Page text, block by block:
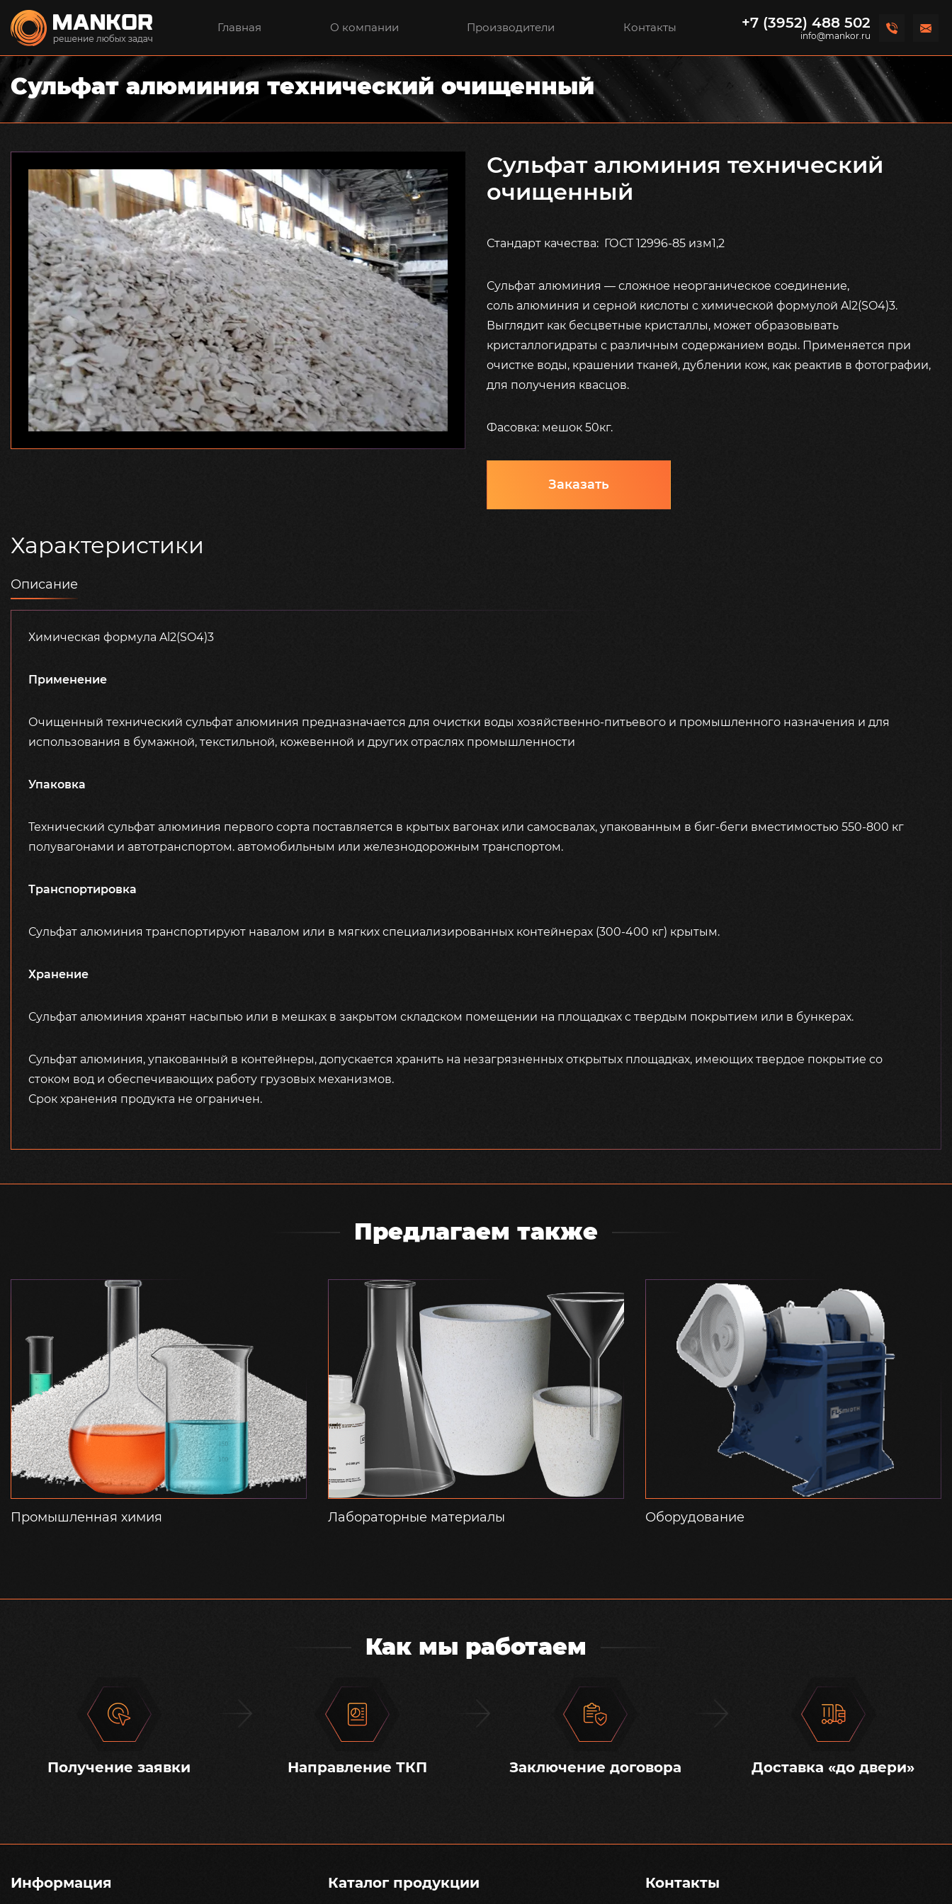
Главная О компании Производители Контакты +7 (3952) 488 502
info@mankor.ru
Сульфат алюминия технический очищенный
Сульфат алюминия технический
очищенный
Стандарт качества: ГОСТ 12996-85 изм1,2
Сульфат алюминия — сложное неорганическое соединение,
соль алюминия и серной кислоты с химической формулой Al2(SO4)3.
Выглядит как бесцветные кристаллы, может образовывать
кристаллогидраты с различным содержанием воды. Применяется при
очистке воды, крашении тканей, дублении кож, как реактив в фотографии,
для получения квасцов.
Фасовка: мешок 50кг.
Заказать
Характеристики
Описание
Химическая формула Al2(SO4)3
Применение
Очищенный технический сульфат алюминия предназначается для очистки воды хозяйственно-питьевого и промышленного назначения и для
использования в бумажной, текстильной, кожевенной и других отраслях промышленности
Упаковка
Технический сульфат алюминия первого сорта поставляется в крытых вагонах или самосвалах, упакованным в биг-беги вместимостью 550-800 кг
полувагонами и автотранспортом. автомобильным или железнодорожным транспортом.
Транспортировка
Сульфат алюминия транспортируют навалом или в мягких специализированных контейнерах (300-400 кг) крытым.
Хранение
Сульфат алюминия хранят насыпью или в мешках в закрытом складском помещении на площадках с твердым покрытием или в бункерах.
Сульфат алюминия, упакованный в контейнеры, допускается хранить на незагрязненных открытых площадках, имеющих твердое покрытие со
стоком вод и обеспечивающих работу грузовых механизмов.
Срок хранения продукта не ограничен.
Предлагаем также
Промышленная химия Лабораторные материалы Оборудование
Как мы работаем
Получение заявки Направление ТКП Заключение договора Доставка «до двери»
Информация Каталог продукции Контакты